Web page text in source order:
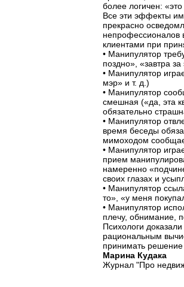
более логичен:
Все эти эффекты
прекрасно
непрофессионалов
клиентами при
• Манипулятор
поздно», «завтра за
• Манипулятор
мэр» и т. д.)
• Манипулятор
смешная («да, эта
обязательно
• Манипулятор
время беседы
мимоходом
• Манипулятор
прием
намеренно
своих глазах и
• Манипулятор
то», «у меня
• Манипулятор
плечу, обнимание,
Психологи
рациональным
принимать
Марина Кудака
Журнал "Про